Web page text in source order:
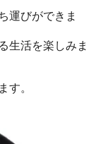
運びができま
生活を楽しみま
す。